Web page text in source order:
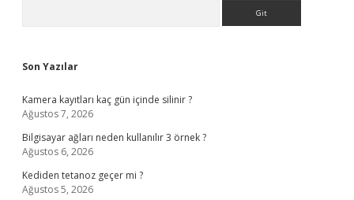
Son Yazılar
Kamera kayıtları kaç gün içinde silinir ?
Ağustos 7, 2026
Bilgisayar ağları neden kullanılır 3 örnek ?
Ağustos 6, 2026
Kediden tetanoz geçer mi ?
Ağustos 5, 2026